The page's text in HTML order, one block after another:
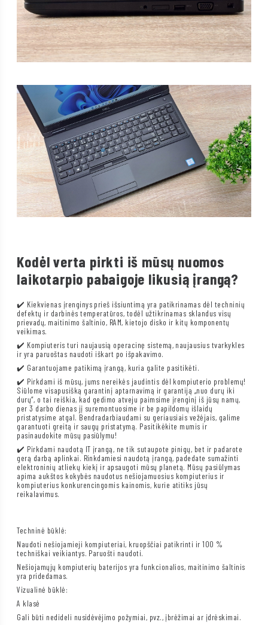
Kodėl verta pirkti iš mūsų nuomos
laikotarpio pabaigoje likusią įrangą?
✔️ Kiekvienas įrenginys prieš išsiuntimą yra patikrinamas dėl techninių
defektų ir darbinės temperatūros, todėl užtikrinamas sklandus visų
prievadų, maitinimo šaltinio, RAM, kietojo disko ir kitų komponentų
veikimas.
✔️ Kompiuteris turi naujausią operacinę sistemą, naujausius tvarkykles
ir yra paruoštas naudoti iškart po išpakavimo.
✔️ Garantuojame patikimą įrangą, kuria galite pasitikėti.
✔️ Pirkdami iš mūsų, jums nereikės jaudintis dėl kompiuterio problemų!
Siūlome visapusišką garantinį aptarnavimą ir garantiją „nuo durų iki
durų“, o tai reiškia, kad gedimo atveju paimsime įrenginį iš jūsų namų,
per 3 darbo dienas jį suremontuosime ir be papildomų išlaidų
pristatysime atgal. Bendradarbiaudami su geriausiais vežėjais, galime
garantuoti greitą ir saugų pristatymą. Pasitikėkite mumis ir
pasinaudokite mūsų pasiūlymu!
✔️ Pirkdami naudotą IT įrangą, ne tik sutaupote pinigų, bet ir padarote
gerą darbą aplinkai. Rinkdamiesi naudotą įrangą, padedate sumažinti
elektroninių atliekų kiekį ir apsaugoti mūsų planetą. Mūsų pasiūlymas
apima aukštos kokybės naudotus nešiojamuosius kompiuterius ir
kompiuterius konkurencingomis kainomis, kurie atitiks jūsų
reikalavimus.
Techninė būklė:
Naudoti nešiojamieji kompiuteriai, kruopščiai patikrinti ir 100 %
techniškai veikiantys. Paruošti naudoti.
Nešiojamųjų kompiuterių baterijos yra funkcionalios, maitinimo šaltinis
yra pridedamas.
Vizualinė būklė:
A klasė
Gali būti nedideli nusidėvėjimo požymiai, pvz., įbrėžimai ar įdrėskimai.